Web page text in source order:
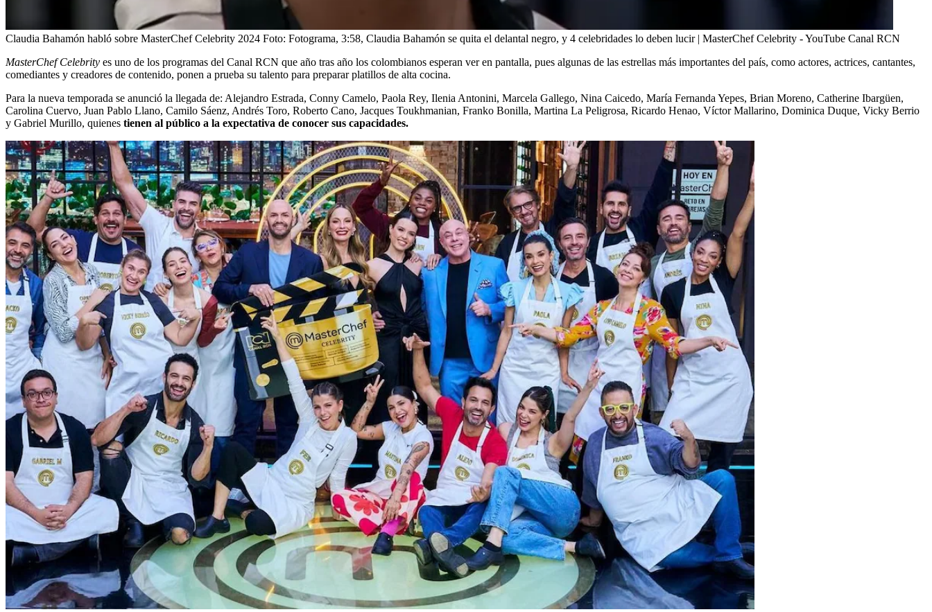
Claudia Bahamón habló sobre MasterChef Celebrity 2024 Foto: Fotograma, 3:58, Claudia Bahamón se quita el delantal negro, y 4 celebridades lo deben lucir | MasterChef Celebrity - YouTube Canal RCN
MasterChef Celebrity es uno de los programas del Canal RCN que año tras año los colombianos esperan ver en pantalla, pues algunas de las estrellas más importantes del país, como actores, actrices, cantantes,
comediantes y creadores de contenido, ponen a prueba su talento para preparar platillos de alta cocina.
Para la nueva temporada se anunció la llegada de: Alejandro Estrada, Conny Camelo, Paola Rey, Ilenia Antonini, Marcela Gallego, Nina Caicedo, María Fernanda Yepes, Brian Moreno, Catherine Ibargüen,
Carolina Cuervo, Juan Pablo Llano, Camilo Sáenz, Andrés Toro, Roberto Cano, Jacques Toukhmanian, Franko Bonilla, Martina La Peligrosa, Ricardo Henao, Víctor Mallarino, Dominica Duque, Vicky Berrio
y Gabriel Murillo, quienes tienen al público a la expectativa de conocer sus capacidades.